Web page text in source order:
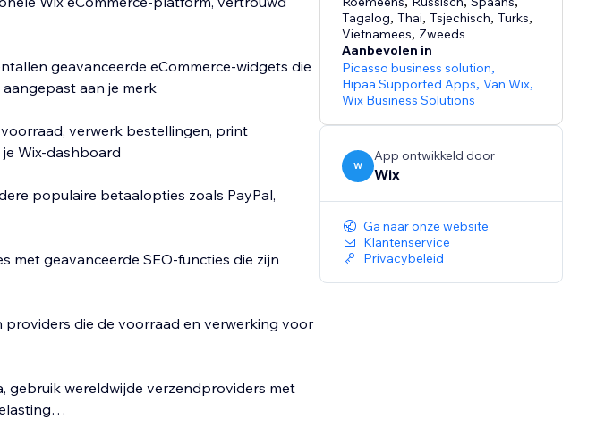
geavanceerde eCommerce-widgets die
aan je merk
verwerk bestellingen, print
Wix-dashboard
populaire betaalopties zoals PayPal,
met geavanceerde SEO-functies die zijn
die de voorraad en verwerking voor
gebruik wereldwijde verzendproviders met
Tagalog,Thai,Tsjechisch,Turks,
Vietnamees, Zweeds
Aanbevolen in
Picasso business solution,
Hipaa Supported Apps,Van Wix,
Wix Business Solutions
W
App ontwikkeld door
Wix
Ga naar onze website
Klantenservice
Privacybeleid